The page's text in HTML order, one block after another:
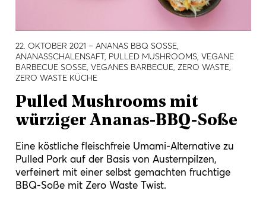
22. OKTOBER 2021 – ANANAS BBQ SOSSE, A
NANASSCHALENSAFT, PULLED MUSHROOMS, VEGANE B
ARBECUE SOSSE, VEGANES BARBECUE, ZERO WASTE, ZE
RO WASTE KÜCHE
Pulled Mushrooms mit
würziger Ananas-BBQ-Soße
Eine köstliche fleischfreie Umami-Alternative zu
Pulled Pork auf der Basis von Austernpilzen,
verfeinert mit einer selbst gemachten fruchtige
BBQ-Soße mit Zero Waste Twist.